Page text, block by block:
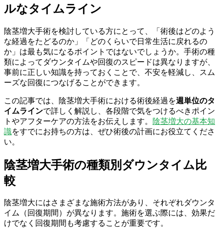
ルなタイムライン
陰茎増大手術を検討している方にとって、「術後はどのよう
な経過をたどるのか」「どのくらいで日常生活に戻れるの
か」は最も気になるポイントではないでしょうか。手術の種
類によってダウンタイムや回復のスピードは異なりますが、
事前に正しい知識を持っておくことで、不安を軽減し、スム
ーズな回復につなげることができます。
この記事では、陰茎増大手術における術後経過を週単位のタ
イムラインで詳しく解説し、各段階で気をつけるべきポイン
トやアフターケアの方法をお伝えします。
陰茎増大の基本知
識をすでにお持ちの方は、ぜひ術後の計画にお役立てくださ
い。
陰茎増大手術の種類別ダウンタイム比
較
陰茎増大にはさまざまな施術方法があり、それぞれダウンタ
イム（回復期間）が異なります。施術を選ぶ際には、効果だ
けでなく回復期間も考慮することが重要です。